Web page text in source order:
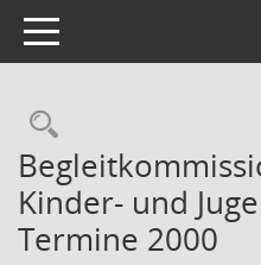
Toggle navigation
Kinder- und
Termine 2000